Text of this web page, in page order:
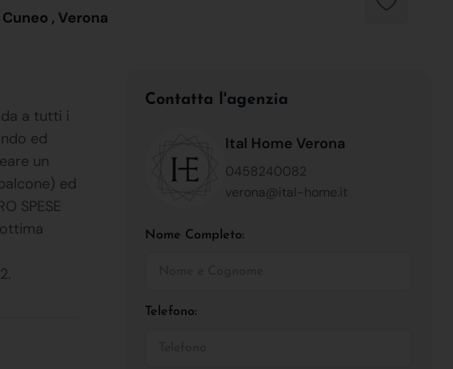
, Verona
a tutti i
ed
un
ed
SPESE
Contatta l'agenzia
Ital Home Verona
0458240082
verona@ital-home.it
Nome Completo:
Telefono: